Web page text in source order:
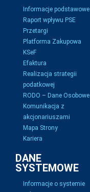
Informacje podstawowe
Raport wpływu PSE
Przetargi
Platforma Zakupowa
KSeF
Efaktura
Realizacja strategii
podatkowej
RODO – Dane Osobowe
Komunikacja z
akcjonariuszami
Mapa Strony
Kariera
DANE
SYSTEMOWE
Informacje o systemie